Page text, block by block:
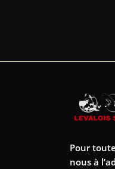
Pour
nous à